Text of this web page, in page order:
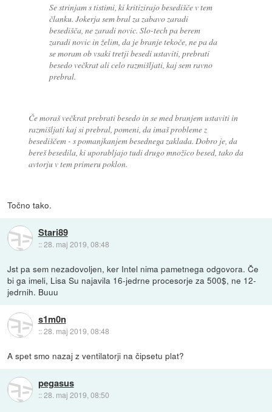
Se strinjam s tistimi, ki kritizirajo besedišče v tem
članku. Jokerja sem bral za zabavo zaradi
besedišča, ne zaradi novic. Slo-tech pa berem
zaradi novic in želim, da je branje tekoče, ne pa da
se moram ob vsaki tretji besedi ustaviti, prebrati
besedo večkrat ali celo razmišljati, kaj sem ravno
prebral.
Če moraš večkrat prebrati besedo in se med branjem ustaviti in
razmišljati kaj si prebral, pomeni, da imaš probleme z
besediščem - s pomanjkanjem besednega zaklada. Dobro je, da
bereš besedila, ki uporabljajo tudi drugo množico besed, tako da
avtorju v tem primeru poklon.
Točno tako.
Stari89
::28. maj 2019, 08:48
Jst pa sem nezadovoljen, ker Intel nima pametnega odgovora. Če
bi ga imeli, Lisa Su najavila 16-jedrne procesorje za 500$, ne 12-
jedrnih. Buuu
s1m0n
::28. maj 2019, 08:48
A spet smo nazaj z ventilatorji na čipsetu plat?
pegasus
::28. maj 2019, 08:50